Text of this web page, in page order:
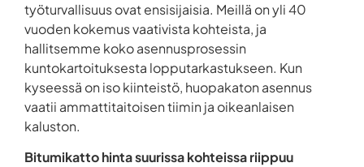
työturvallisuus ovat ensisijaisia. Meillä on yli 40
vuoden kokemus vaativista kohteista, ja
hallitsemme koko asennusprosessin
kuntokartoituksesta lopputarkastukseen. Kun
kyseessä on iso kiinteistö, huopakaton asennus
vaatii ammattitaitoisen tiimin ja oikeanlaisen
kaluston.
Bitumikatto hinta suurissa kohteissa riippuu